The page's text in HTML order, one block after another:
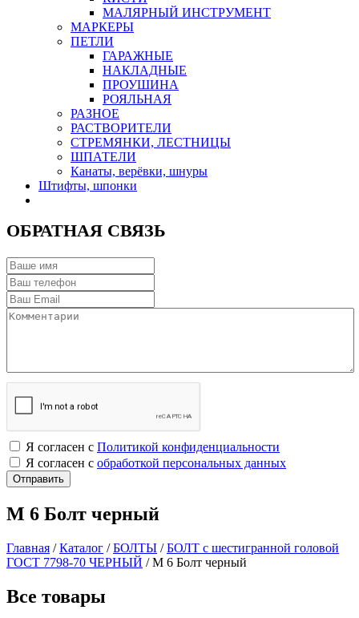
МАЛЯРНЫЙ ИНСТРУМЕНТ
МАРКЕРЫ
ПЕТЛИ
ГАРАЖНЫЕ
НАКЛАДНЫЕ
ПРОУШИНА
РОЯЛЬНАЯ
РАЗНОЕ
РАСТВОРИТЕЛИ
СТРЕМЯНКИ, ЛЕСТНИЦЫ
ШПАТЕЛИ
Канаты, верёвки, шнуры
Штифты, шпонки
ОБРАТНАЯ СВЯЗЬ
Я согласен с Политикой конфиденциальности
Я согласен с обработкой персональных данных
М 6 Болт черный
Главная /Каталог /БОЛТЫ /БОЛТ с шестигранной головой
ГОСТ 7798-70 ЧЕРНЫЙ /М 6 Болт черный
Все товары